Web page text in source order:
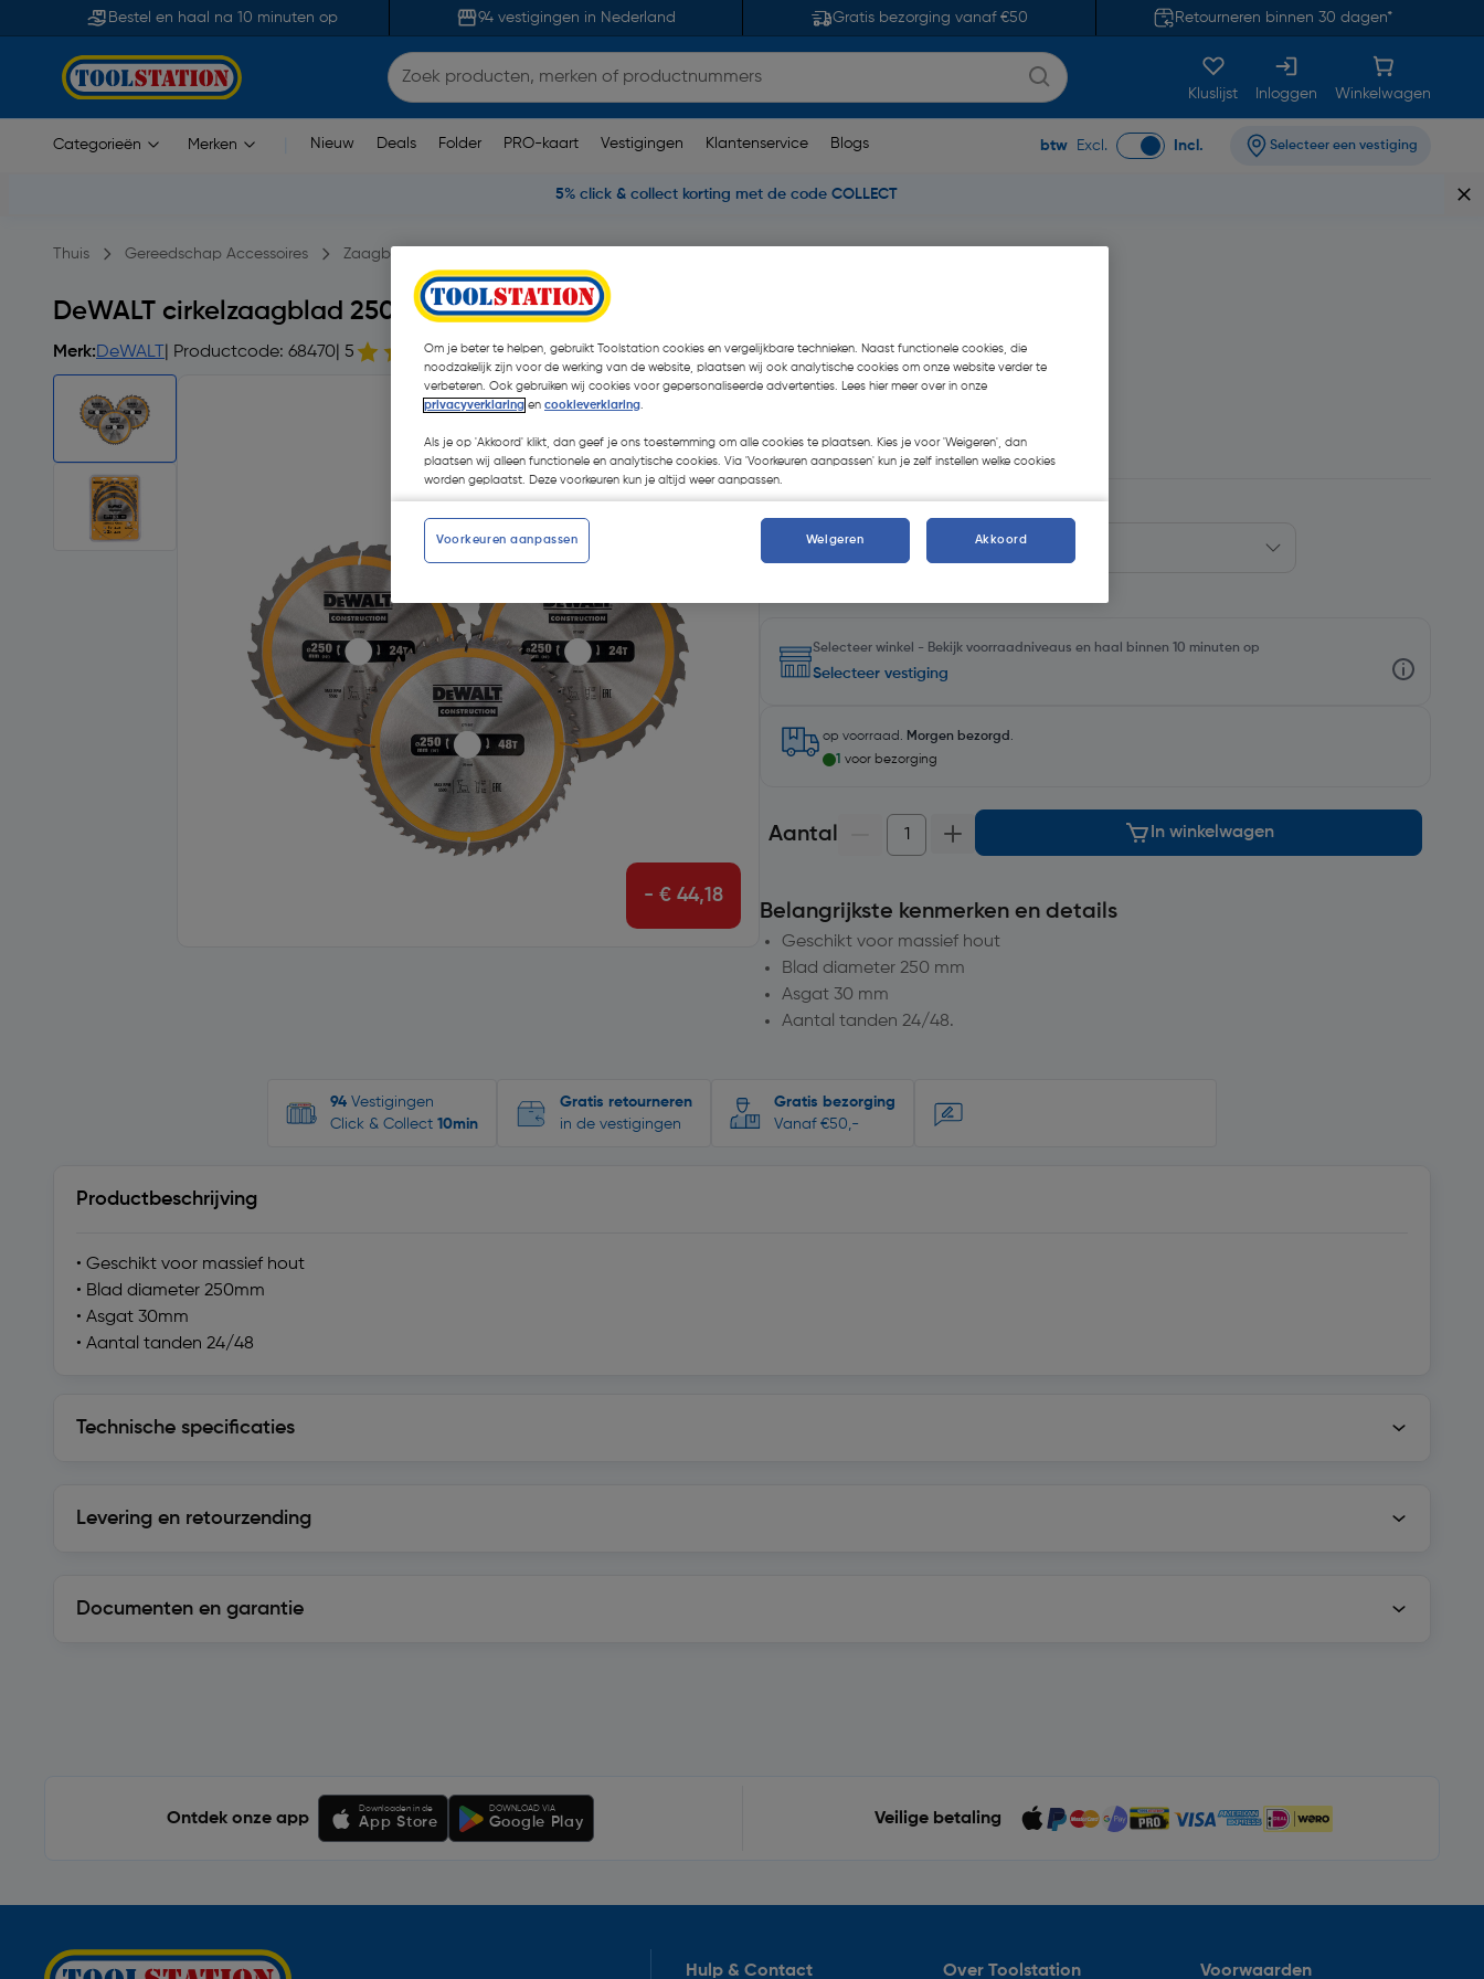
Bestel en haal na 10 minuten op 94 vestigingen in Nederland Gratis bezorging vanaf €50 Retourneren binnen 30 dagen*
Kluslijst Inloggen Winkelwagen
Categorieën Merken Nieuw Deals Folder PRO-kaart Vestigingen Klantenservice Blogs btw Excl. Incl. Selecteer een vestiging
5% click & collect korting met de code COLLECT
Thuis Gereedschap Accessoires Zaagbladen
DeWALT cirkelzaagblad 250mm 2x 24T 1x 48T DT1963-QZ
Merk:DeWALT | Productcode: 68470 | 5 | 3 Stuks
- € 44,18
€ 135,07
€ 90,89 | Excl. btw € 75,12
Selecteer winkel - Bekijk voorraadniveaus en haal binnen 10 minuten op
Selecteer vestiging
op voorraad. Morgen bezorgd .
1 voor bezorging
Aantal In winkelwagen
Belangrijkste kenmerken en details
Geschikt voor massief hout
Blad diameter 250 mm
Asgat 30 mm
Aantal tanden 24/48.
94 Vestigingen
Click & Collect 10min
Gratis retourneren
in de vestigingen
Gratis bezorging
Vanaf €50,-
Productbeschrijving
• Geschikt voor massief hout
• Blad diameter 250mm
• Asgat 30mm
• Aantal tanden 24/48
Technische specificaties
Levering en retourzending
Documenten en garantie
Ontdek onze app
Downloaden in de
App Store
DOWNLOAD VIA
Google Play Veilige betaling
Hulp & Contact Over Toolstation Voorwaarden
Om je beter te helpen, gebruikt Toolstation cookies en vergelijkbare technieken. Naast functionele cookies, die
noodzakelijk zijn voor de werking van de website, plaatsen wij ook analytische cookies om onze website verder te
verbeteren. Ook gebruiken wij cookies voor gepersonaliseerde advertenties. Lees hier meer over in onze
privacyverklaring en cookieverklaring.
Als je op 'Akkoord' klikt, dan geef je ons toestemming om alle cookies te plaatsen. Kies je voor 'Weigeren', dan
plaatsen wij alleen functionele en analytische cookies. Via 'Voorkeuren aanpassen' kun je zelf instellen welke cookies
worden geplaatst. Deze voorkeuren kun je altijd weer aanpassen.
Voorkeuren aanpassen Weigeren Akkoord